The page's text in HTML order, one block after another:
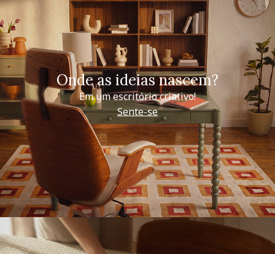
Onde as ideias nascem?
Em um escritório criativo!
Sente-se